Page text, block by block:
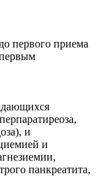
первого приема
и
и
панкреатита,